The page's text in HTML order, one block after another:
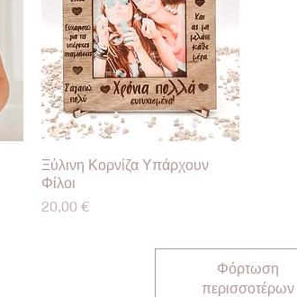
Γρήγορη προβολή
Ξύλινη Κορνίζα Υπάρχουν
Φίλοι
Τιμή
20,00 €
Φόρτωση
περισσοτέρων